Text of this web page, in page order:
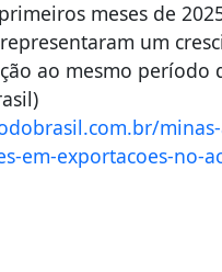
meses de
um
ao mesmo período
minas-
em-exportacoes-no-